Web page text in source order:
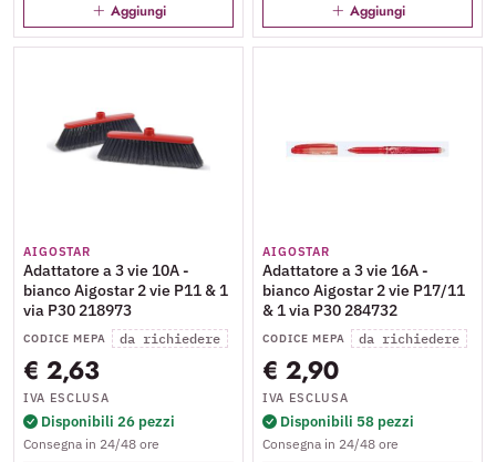
Aggiungi Aggiungi
AIGOSTAR
Adattatore a 3 vie 10A -
bianco Aigostar 2 vie P11 & 1
via P30 218973
CODICE MEPA da richiedere
€ 2,63
IVA ESCLUSA
Disponibili 26 pezzi
Consegna in 24/48 ore
AIGOSTAR
Adattatore a 3 vie 16A -
bianco Aigostar 2 vie P17/11
& 1 via P30 284732
CODICE MEPA da richiedere
€ 2,90
IVA ESCLUSA
Disponibili 58 pezzi
Consegna in 24/48 ore